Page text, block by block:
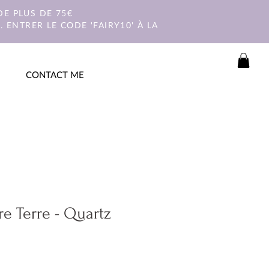
PLUS DE 75€
ENTRER LE CODE 'FAIRY10' À LA
CONTACT ME
Terre - Quartz